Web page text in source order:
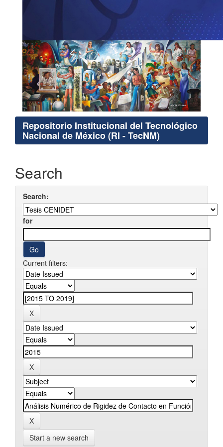
Repositorio Institucional del Tecnológico
Nacional de México (RI - TecNM)
Search
Search:
for
Current filters:
Start a new search